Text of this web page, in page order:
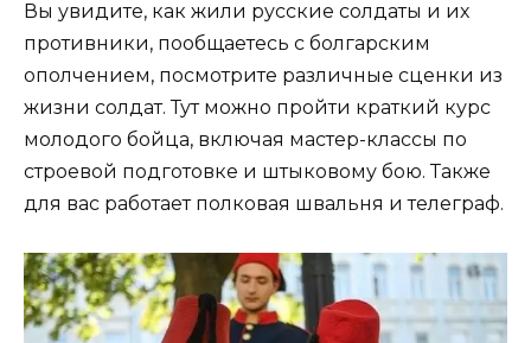
Вы увидите, как жили русские солдаты и их
противники, пообщаетесь с болгарским
ополчением, посмотрите различные сценки из
жизни солдат. Тут можно пройти краткий курс
молодого бойца, включая мастер-классы по
строевой подготовке и штыковому бою. Также
для вас работает полковая швальня и телеграф.